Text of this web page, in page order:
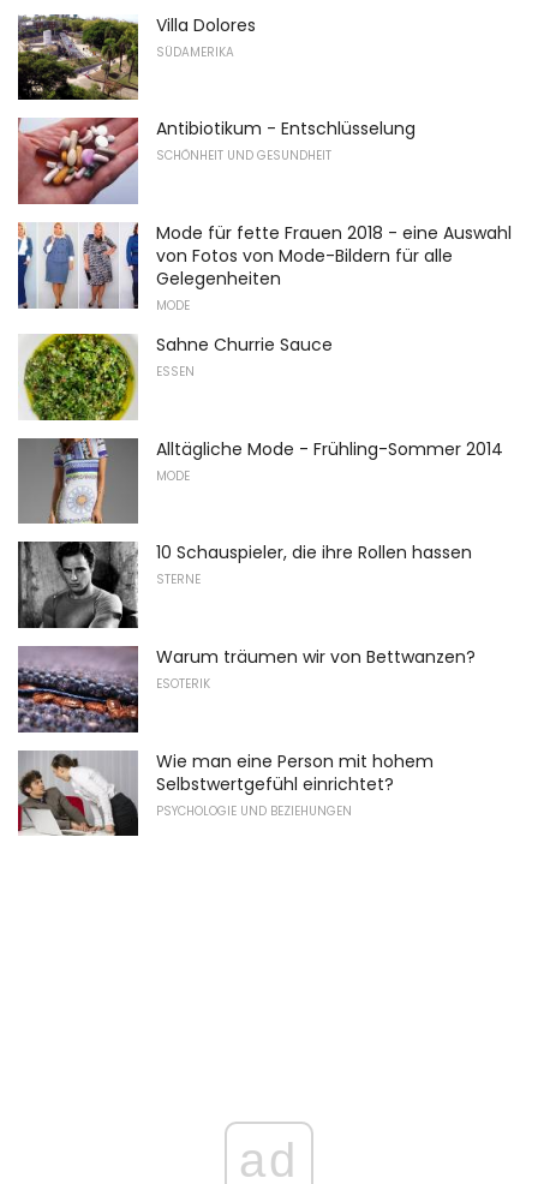
Villa Dolores
SÜDAMERIKA
Antibiotikum - Entschlüsselung
SCHÖNHEIT UND GESUNDHEIT
Mode für fette Frauen 2018 - eine Auswahl
von Fotos von Mode-Bildern für alle
Gelegenheiten
MODE
Sahne Churrie Sauce
ESSEN
Alltägliche Mode - Frühling-Sommer 2014
MODE
10 Schauspieler, die ihre Rollen hassen
STERNE
Warum träumen wir von Bettwanzen?
ESOTERIK
Wie man eine Person mit hohem
Selbstwertgefühl einrichtet?
PSYCHOLOGIE UND BEZIEHUNGEN
ad